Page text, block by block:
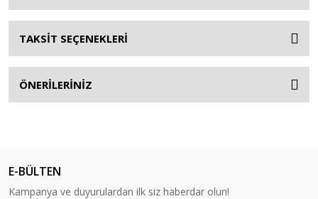
TAKSİT SEÇENEKLERİ
ÖNERİLERİNİZ
E-BÜLTEN
Kampanya ve duyurulardan ilk siz haberdar olun!